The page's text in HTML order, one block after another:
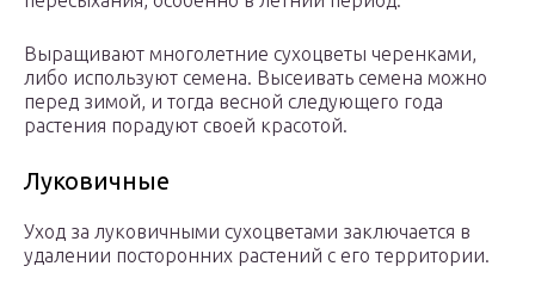
Выращивают многолетние сухоцветы черенками,
либо используют семена. Высеивать семена можно
перед зимой, и тогда весной следующего года
растения порадуют своей красотой.
Луковичные
Уход за луковичными сухоцветами заключается в
удалении посторонних растений с его территории.